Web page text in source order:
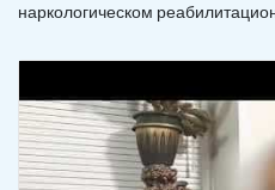
наркологическом